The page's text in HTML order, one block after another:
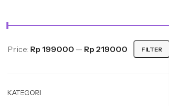
FILTER
Price: Rp 199000 — Rp 219000
KATEGORI